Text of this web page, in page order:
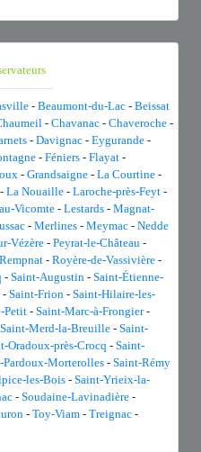
- Beaumont-du-Lac - Beissat
- Chavanac - Chaveroche -
- Davignac - Eygurande -
- Féniers - Flayat -
- Grandsaigne - La Courtine -
- La Nouaille - Laroche-près-Feyt -
Vicomte - Lestards - Magnat-
- Merlines - Meymac - Nedde
Vézère - Peyrat-le-Château -
Rempnat - Royère-de-Vassivière -
- Saint-Augustin - Saint-Étienne-
- Saint-Frion - Saint-Hilaire-les-
Petit - Saint-Marc-à-Frongier-
Saint-Merd-la-Breuille - Saint-
Oradoux-près-Crocq - Saint-
Pardoux-Morterolles - Saint-Rémy
les-Bois - Saint-Yrieix-la-
- Soudaine-Lavinadière -
- Toy-Viam - Treignac -